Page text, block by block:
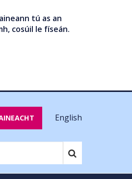
tú as an
cosúil le físeán.
English